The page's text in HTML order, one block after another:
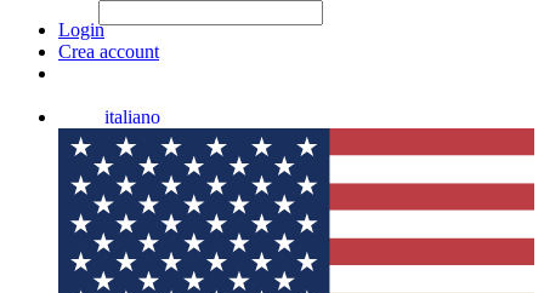
Login
Crea account
italiano